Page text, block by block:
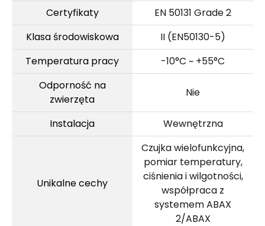
Certyfikaty
EN 50131 Grade 2
Klasa środowiskowa
II (EN50130-5)
Temperatura pracy
-10°C ~ +55°C
Odporność na
zwierzęta
Nie
Instalacja Wewnętrzna
Unikalne cechy
Czujka wielofunkcyjna,
pomiar temperatury,
ciśnienia i wilgotności,
współpraca z
systemem ABAX
2/ABAX